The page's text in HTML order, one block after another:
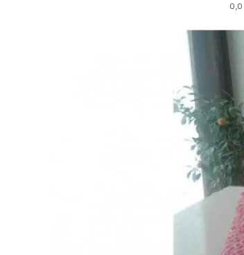
0,0